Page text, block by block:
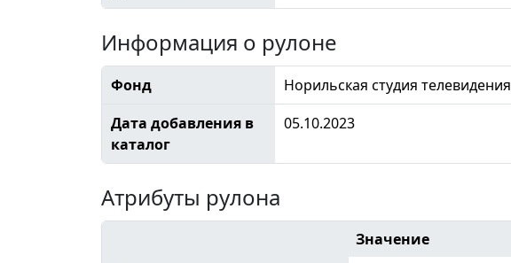
Информация о рулоне
Фонд
Норильская студия телевидения
Дата добавления в
каталог
05.10.2023
Атрибуты рулона
Значение